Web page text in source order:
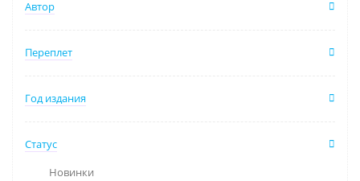
Автор
Переплет
Год издания
Статус
Новинки